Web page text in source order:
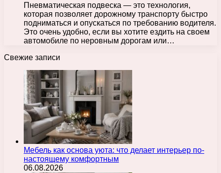
Пневматическая подвеска — это технология,
которая позволяет дорожному транспорту быстро
подниматься и опускаться по требованию водителя.
Это очень удобно, если вы хотите ездить на своем
автомобиле по неровным дорогам или…
Свежие записи
Мебель как основа уюта: что делает интерьер по-
настоящему комфортным
06.08.2026